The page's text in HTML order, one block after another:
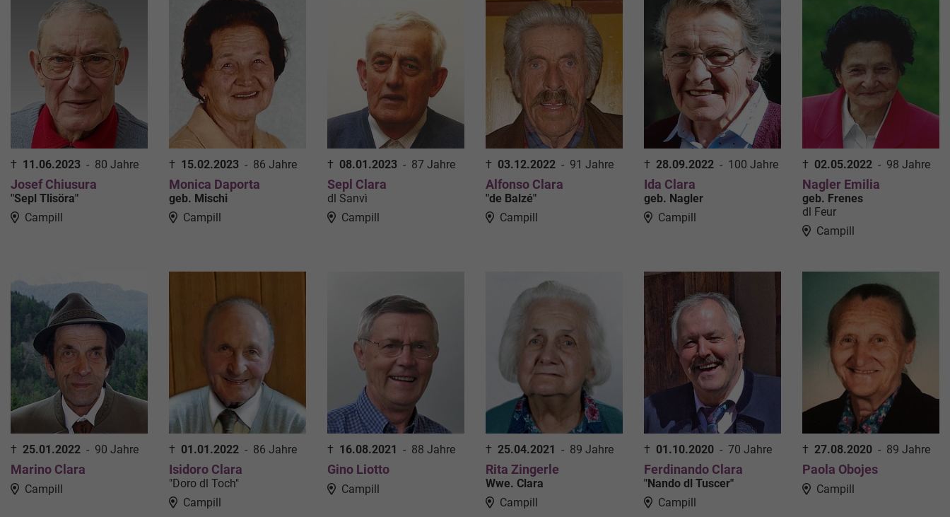
† 11.06.2023 - 80 Jahre
Josef Chiusura
"Sepl Tlisöra"
Campill
† 15.02.2023 - 86 Jahre
Monica Daporta
geb. Mischi
Campill
† 08.01.2023 - 87 Jahre
Sepl Clara
dl Sanvì
Campill
† 03.12.2022 - 91 Jahre
Alfonso Clara
"de Balzé"
Campill
† 28.09.2022 - 100 Jahre
Ida Clara
geb. Nagler
Campill
† 02.05.2022 - 98 Jahre
Nagler Emilia
geb. Frenes
dl Feur
Campill
† 25.01.2022 - 90 Jahre
Marino Clara
Campill
† 01.01.2022 - 86 Jahre
Isidoro Clara
"Doro dl Toch"
Campill
† 16.08.2021 - 88 Jahre
Gino Liotto
Campill
† 25.04.2021 - 89 Jahre
Rita Zingerle
Wwe. Clara
Campill
† 01.10.2020 - 70 Jahre
Ferdinando Clara
"Nando dl Tuscer"
Campill
† 27.08.2020 - 89 Jahre
Paola Obojes
Campill